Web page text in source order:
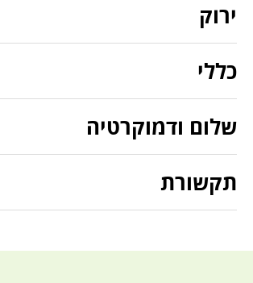
ירוק
כללי
שלום ודמוקרטיה
תקשורת